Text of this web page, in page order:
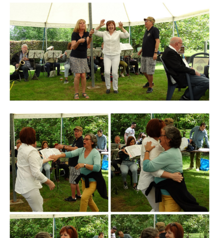
Branding
ARMCHAIR